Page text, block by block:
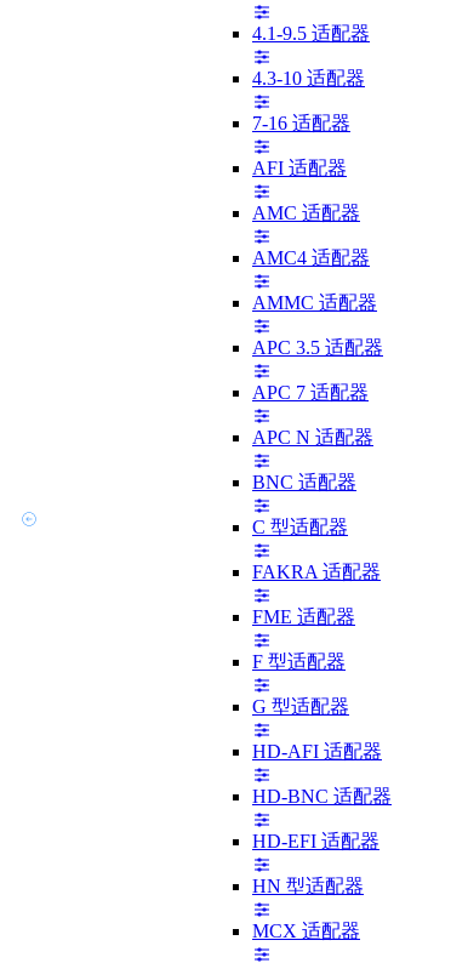
4.1-9.5 适配器
4.3-10 适配器
7-16 适配器
AFI 适配器
AMC 适配器
AMC4 适配器
AMMC 适配器
APC 3.5 适配器
APC 7 适配器
APC N 适配器
BNC 适配器
C 型适配器
FAKRA 适配器
FME 适配器
F 型适配器
G 型适配器
HD-AFI 适配器
HD-BNC 适配器
HD-EFI 适配器
HN 型适配器
MCX 适配器